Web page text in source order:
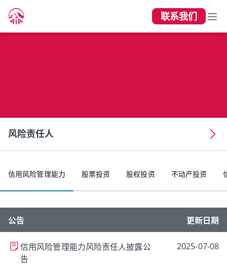
联系我们
风险责任人
风险责任人
信用风险管理能力 股票投资 股权投资 不动产投资
公告 更新日期
信用风险管理能力风险责任人披露公
告
2025-07-08